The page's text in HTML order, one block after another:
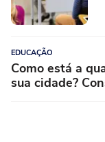
EDUCAÇÃO
Como está a
sua cidade?